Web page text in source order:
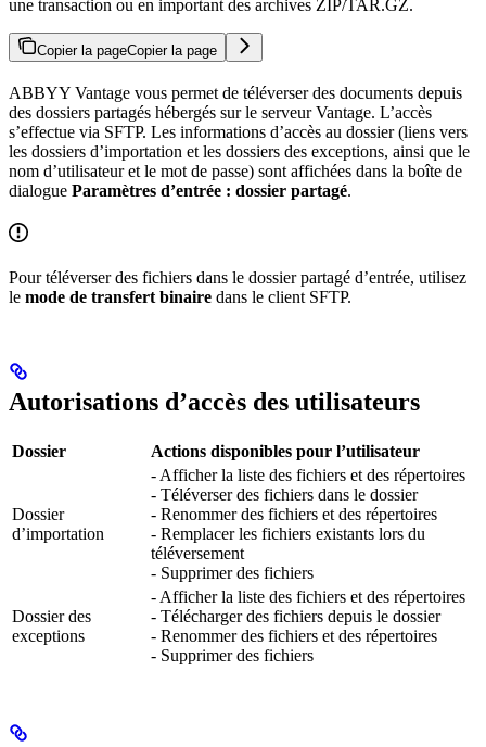
une transaction ou en important des archives ZIP/TAR.GZ.
Copier la pageCopier la page
ABBYY Vantage vous permet de téléverser des documents depuis
des dossiers partagés hébergés sur le serveur Vantage. L’accès
s’effectue via SFTP. Les informations d’accès au dossier (liens vers
les dossiers d’importation et les dossiers des exceptions, ainsi que le
nom d’utilisateur et le mot de passe) sont affichées dans la boîte de
dialogue Paramètres d’entrée : dossier partagé.
Pour téléverser des fichiers dans le dossier partagé d’entrée, utilisez
le mode de transfert binaire dans le client SFTP.
Autorisations d’accès des utilisateurs
Dossier Actions disponibles pour l’utilisateur
Dossier
d’importation
- Afficher la liste des fichiers et des répertoires
- Téléverser des fichiers dans le dossier
- Renommer des fichiers et des répertoires
- Remplacer les fichiers existants lors du
téléversement
- Supprimer des fichiers
Dossier des
exceptions
- Afficher la liste des fichiers et des répertoires
- Télécharger des fichiers depuis le dossier
- Renommer des fichiers et des répertoires
- Supprimer des fichiers